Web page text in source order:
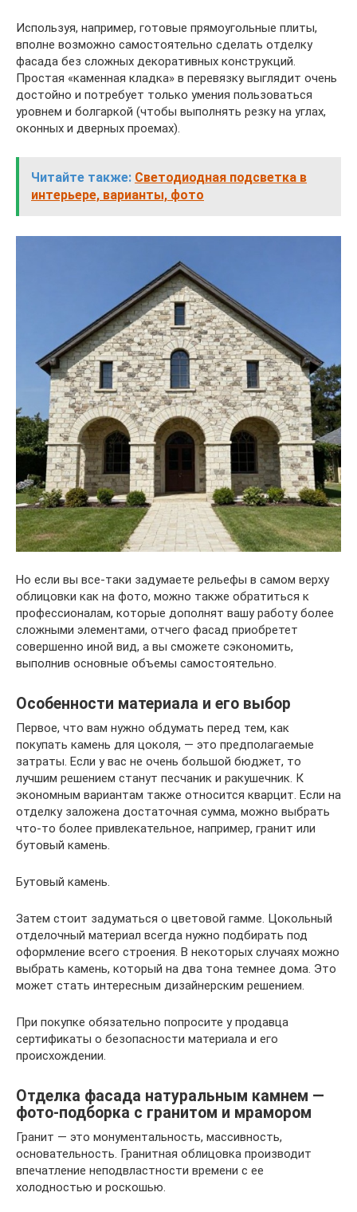
Используя, например, готовые прямоугольные плиты,
вполне возможно самостоятельно сделать отделку
фасада без сложных декоративных конструкций.
Простая «каменная кладка» в перевязку выглядит очень
достойно и потребует только умения пользоваться
уровнем и болгаркой (чтобы выполнять резку на углах,
оконных и дверных проемах).
Читайте также: Светодиодная подсветка в
интерьере, варианты, фото
Но если вы все-таки задумаете рельефы в самом верху
облицовки как на фото, можно также обратиться к
профессионалам, которые дополнят вашу работу более
сложными элементами, отчего фасад приобретет
совершенно иной вид, а вы сможете сэкономить,
выполнив основные объемы самостоятельно.
Особенности материала и его выбор
Первое, что вам нужно обдумать перед тем, как
покупать камень для цоколя, — это предполагаемые
затраты. Если у вас не очень большой бюджет, то
лучшим решением станут песчаник и ракушечник. К
экономным вариантам также относится кварцит. Если на
отделку заложена достаточная сумма, можно выбрать
что-то более привлекательное, например, гранит или
бутовый камень.
Бутовый камень.
Затем стоит задуматься о цветовой гамме. Цокольный
отделочный материал всегда нужно подбирать под
оформление всего строения. В некоторых случаях можно
выбрать камень, который на два тона темнее дома. Это
может стать интересным дизайнерским решением.
При покупке обязательно попросите у продавца
сертификаты о безопасности материала и его
происхождении.
Отделка фасада натуральным камнем —
фото-подборка с гранитом и мрамором
Гранит — это монументальность, массивность,
основательность. Гранитная облицовка производит
впечатление неподвластности времени с ее
холодностью и роскошью.